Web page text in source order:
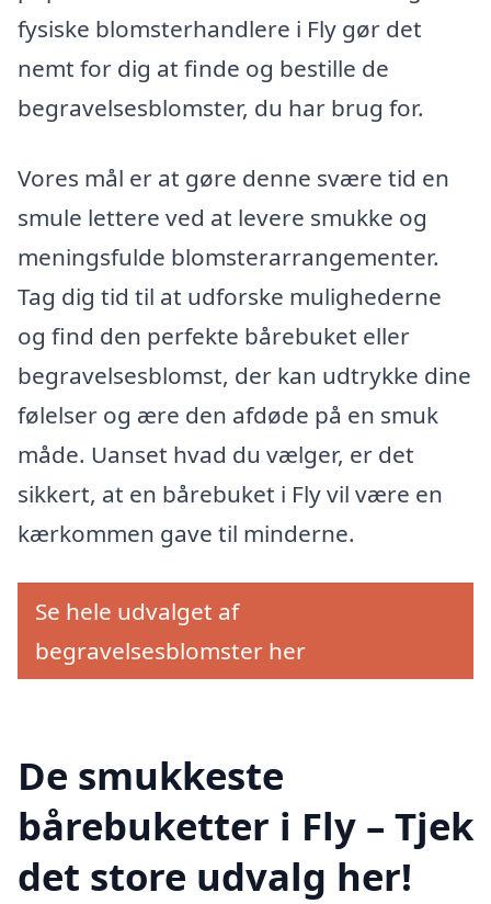
fysiske blomsterhandlere i Fly gør det
nemt for dig at finde og bestille de
begravelsesblomster, du har brug for.
Vores mål er at gøre denne svære tid en
smule lettere ved at levere smukke og
meningsfulde blomsterarrangementer.
Tag dig tid til at udforske mulighederne
og find den perfekte bårebuket eller
begravelsesblomst, der kan udtrykke dine
følelser og ære den afdøde på en smuk
måde. Uanset hvad du vælger, er det
sikkert, at en bårebuket i Fly vil være en
kærkommen gave til minderne.
Se hele udvalget af
begravelsesblomster her
De smukkeste
bårebuketter i Fly – Tjek
det store udvalg her!